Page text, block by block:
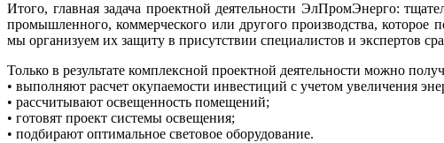
Итого, главная задача проектной деятельности ЭлПромЭнерго:
промышленного, коммерческого или другого производства, которое
мы организуем их защиту в присутствии специалистов и экспертов
Только в результате комплексной проектной деятельности можно
• выполняют расчет окупаемости инвестиций с учетом увеличения
• рассчитывают освещенность помещений;
• готовят проект системы освещения;
• подбирают оптимальное световое оборудование.